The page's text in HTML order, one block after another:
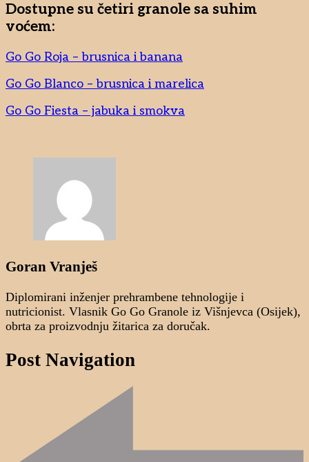
Dostupne su četiri granole sa suhim
voćem:
Go Go Roja – brusnica i banana
Go Go Blanco – brusnica i marelica
Go Go Fiesta – jabuka i smokva
Goran Vranješ
Diplomirani inženjer prehrambene tehnologije i
nutricionist. Vlasnik Go Go Granole iz Višnjevca (Osijek),
obrta za proizvodnju žitarica za doručak.
Post Navigation